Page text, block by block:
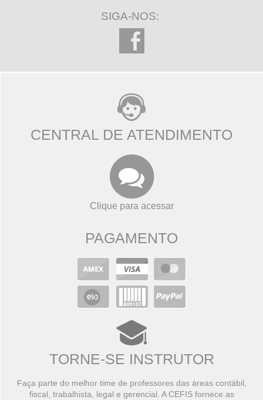
SIGA-NOS:
CENTRAL DE ATENDIMENTO
Clique para acessar
PAGAMENTO
TORNE-SE INSTRUTOR
Faça parte do melhor time de professores das áreas contábil,
fiscal, trabalhista, legal e gerencial. A CEFIS fornece as